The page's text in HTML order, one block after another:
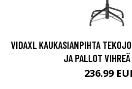
VIDAXL KAUKASIANPIHTA
JA PALLOT
236.99